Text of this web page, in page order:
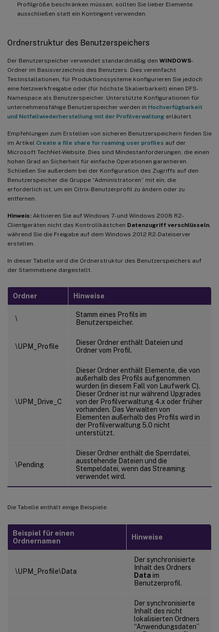
Profilgröße beschränken müssen, sollten Sie lieber Elemente
ausschließen statt ein Kontingent verwenden.
Ordnerstruktur des Benutzerspeichers
Der Benutzerspeicher verwendet standardmäßig den WINDOWS-
Ordner im Basisverzeichnis des Benutzers. Dies vereinfacht
Testinstallationen, für Produktionssysteme konfigurieren Sie jedoch
eine Netzwerkfreigabe oder (für höchste Skalierbarkeit) einen DFS-
Namespace als Benutzerspeicher. Unterstützte Konfigurationen für
unternehmensfähige Benutzerspeicher werden in Hochverfügbarkeit
und Notfallwiederherstellung mit der Profilverwaltung erläutert.
Empfehlungen zum Erstellen von sicheren Benutzerspeichern finden Sie
im Artikel Create a file share for roaming user profiles auf der
Microsoft TechNet-Website. Dies sind Mindestanforderungen, die einen
hohen Grad an Sicherheit für einfache Operationen garantieren.
Schließen Sie außerdem bei der Konfiguration des Zugriffs auf den
Benutzerspeicher die Gruppe “Administratoren” mit ein, die
erforderlich ist, um ein Citrix-Benutzerprofil zu ändern oder zu
entfernen.
Hinweis: Aktivieren Sie auf Windows 7- und Windows 2008 R2-
Clientgeräten nicht das Kontrollkästchen Datenzugriff verschlüsseln
während Sie die Freigabe auf dem Windows 2012 R2-Dateiserver
erstellen.
In dieser Tabelle wird die Ordnerstruktur des Benutzerspeichers auf
der Stammebene dargestellt.
Ordner Hinweise
\
Stamm eines Profils im
Benutzerspeicher.
\UPM_Profile
Dieser Ordner enthält Dateien und
Ordner vom Profil.
\UPM_Drive_C
Dieser Ordner enthält Elemente, die von
außerhalb des Profils aufgenommen
wurden (in diesem Fall von Laufwerk C).
Dieser Ordner ist nur während Upgrades
von der Profilverwaltung 4.x oder früher
vorhanden. Das Verwalten von
Elementen außerhalb des Profils wird in
der Profilverwaltung 5.0 nicht
unterstützt.
\Pending
Dieser Ordner enthält die Sperrdatei,
ausstehende Dateien und die
Stempeldatei, wenn das Streaming
verwendet wird.
Die Tabelle enthält einige Beispiele.
Beispiel für einen
Ordnernamen
Hinweise
\UPM_Profile\Data
Der synchronisierte
Inhalt des Ordners
Data im
Benutzerprofil.
Der synchronisierte
Inhalt des nicht
lokalisierten Ordners
“Anwendungsdaten”